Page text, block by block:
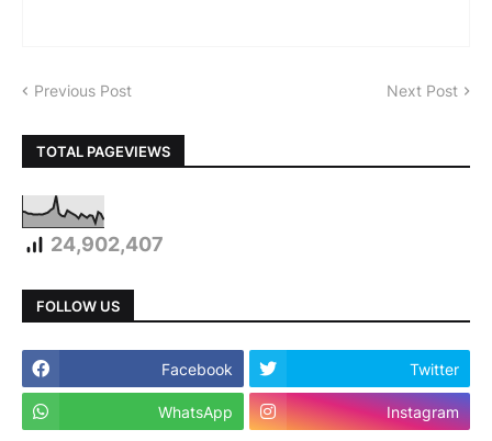
Previous Post Next Post
TOTAL PAGEVIEWS
24,902,407
FOLLOW US
Facebook Twitter
WhatsApp Instagram